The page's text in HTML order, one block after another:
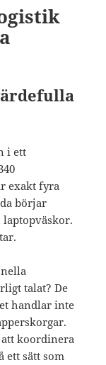
i ett
exakt fyra
börjar
talat? De
handlar inte
koordinera
ett sätt som